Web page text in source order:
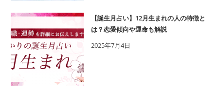
【誕生月占い】12月生まれの人の特徴と
は？恋愛傾向や運命も解説
2025年7月4日